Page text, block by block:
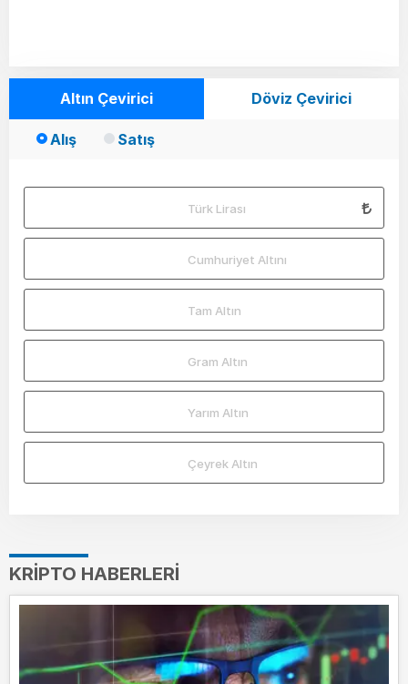
Altın Çevirici Döviz Çevirici
Alış Satış
Türk Lirası
Cumhuriyet Altını
Tam Altın
Gram Altın
Yarım Altın
Çeyrek Altın
KRIPTO HABERLERI